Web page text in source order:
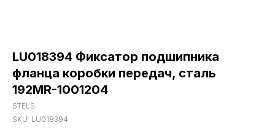
LU018394 Фиксатор подшипника
фланца коробки передач, сталь
192MR-1001204
STELS
SKU: LU018394